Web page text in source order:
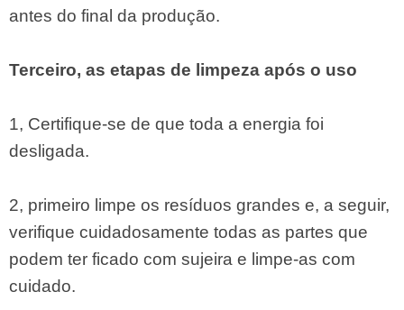
antes do final da produção.
Terceiro, as etapas de limpeza após o uso
1, Certifique-se de que toda a energia foi
desligada.
2, primeiro limpe os resíduos grandes e, a seguir,
verifique cuidadosamente todas as partes que
podem ter ficado com sujeira e limpe-as com
cuidado.